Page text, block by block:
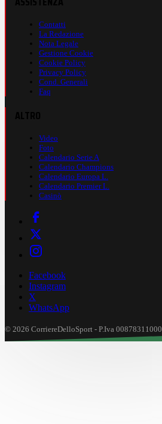
Contatti
La Redazione
Nota Legale
Gestione Cookie
Cookie Policy
Privacy Policy
Cond. Generali
Faq
Video
Foto
Calendario Serie A
Calendario Champions
Calendario Europa L.
Calendario Premier L.
Casinò
Facebook
Instagram
X
WhatsApp
© 2026 CorriereDelloSport - P.Iva 00878311000